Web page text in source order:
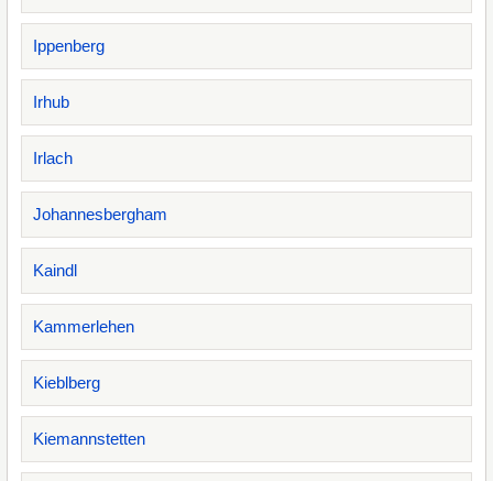
Ippenberg
Irhub
Irlach
Johannesbergham
Kaindl
Kammerlehen
Kieblberg
Kiemannstetten